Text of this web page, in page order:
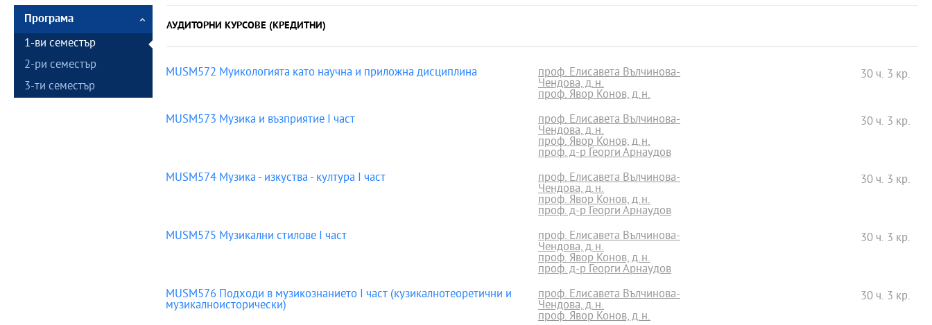
Програма
1-ви семестър
2-ри семестър
3-ти семестър
АУДИТОРНИ КУРСОВЕ (КРЕДИТНИ)
MUSM572 Муикологията като научна и приложна дисциплина проф. Елисавета Вълчинова-
Чендова, д.н.
проф. Явор Конов, д.н.
30 ч. 3 кр.
MUSM573 Музика и възприятие I част проф. Елисавета Вълчинова-
Чендова, д.н.
проф. Явор Конов, д.н.
проф. д-р Георги Арнаудов
30 ч. 3 кр.
MUSM574 Музика - изкуства - култура I част проф. Елисавета Вълчинова-
Чендова, д.н.
проф. Явор Конов, д.н.
проф. д-р Георги Арнаудов
30 ч. 3 кр.
MUSM575 Музикални стилове I част проф. Елисавета Вълчинова-
Чендова, д.н.
проф. Явор Конов, д.н.
проф. д-р Георги Арнаудов
30 ч. 3 кр.
MUSM576 Подходи в музикознанието I част (кузикалнотеоретични и
музикалноисторически)
проф. Елисавета Вълчинова-
Чендова, д.н.
проф. Явор Конов, д.н.
30 ч. 3 кр.